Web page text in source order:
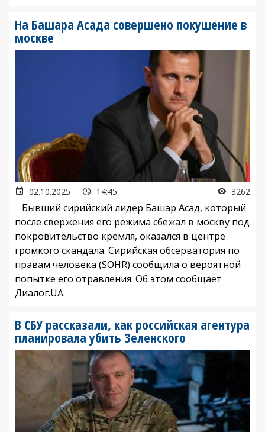
На Башара Асада совершено покушение в
москве
02.10.2025 14:45 3262
Бывший сирийский лидер Башар Асад, который
после свержения его режима сбежал в москву под
покровительство кремля, оказался в центре
громкого скандала. Сирийская обсерватория по
правам человека (SOHR) сообщила о вероятной
попытке его отравления. Об этом сообщает
Диалог.UA.
В СБУ рассказали, как российская агентура
планировала убить Зеленского